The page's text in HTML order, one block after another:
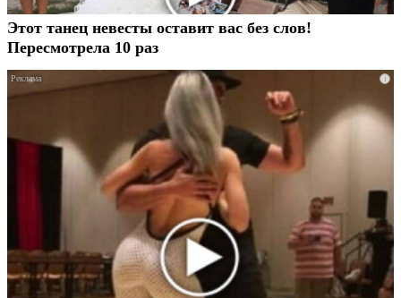
Этот танец невесты оставит вас без слов!
Пересмотрела 10 раз
i